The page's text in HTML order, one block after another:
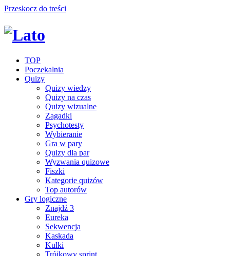
Przeskocz do treści
TOP
Poczekalnia
Quizy
Quizy wiedzy
Quizy na czas
Quizy wizualne
Zagadki
Psychotesty
Wybieranie
Gra w pary
Quizy dla par
Wyzwania quizowe
Fiszki
Kategorie quizów
Top autorów
Gry logiczne
Znajdź 3
Eureka
Sekwencja
Kaskada
Kulki
Trójkowy sprint